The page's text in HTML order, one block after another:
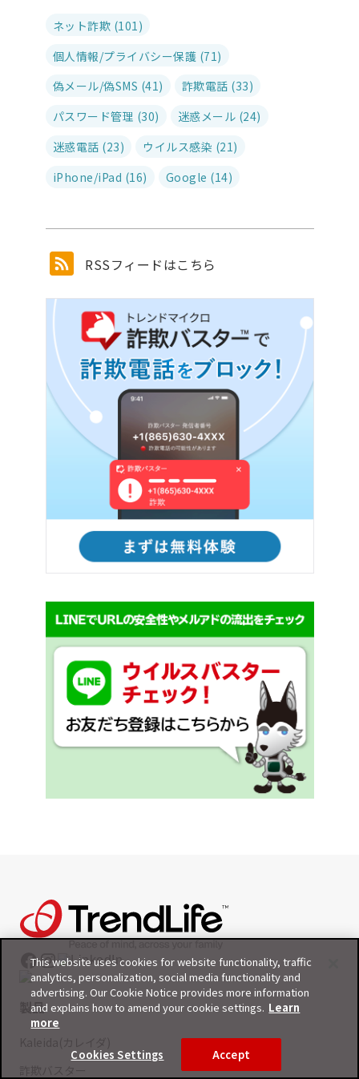
ネット詐欺 (101)
個人情報/プライバシー保護 (71)
偽メール/偽SMS (41)
詐欺電話 (33)
パスワード管理 (30)
迷惑メール (24)
迷惑電話 (23)
ウイルス感染 (21)
iPhone/iPad (16)
Google (14)
RSSフィードはこちら
製品
This website uses cookies for website functionality, traffic
analytics, personalization, social media functionality and
advertising. Our Cookie Notice provides more information
and explains how to amend your cookie settings. Learn
more
Cookies Settings Accept